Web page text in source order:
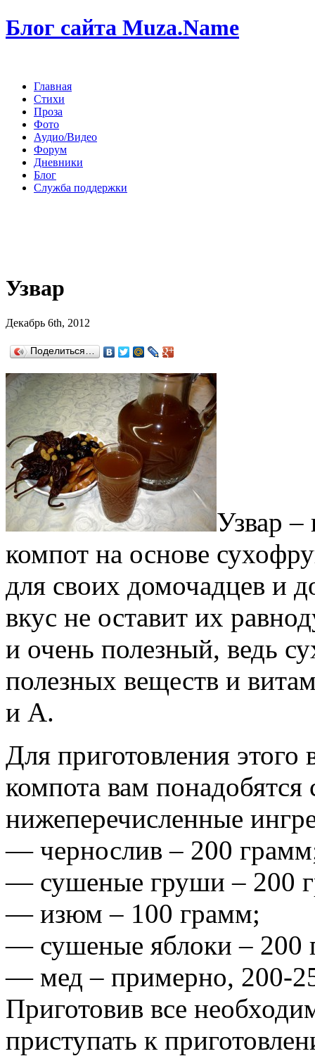
Блог сайта Muza.Name
Главная
Стихи
Проза
Фото
Аудио/Видео
Форум
Дневники
Блог
Служба поддержки
Узвар
Декабрь 6th, 2012
Поделиться…
Узвар
компот на основе
для своих домочадцев и
вкус не оставит их
и очень полезный, ведь
полезных веществ и
и А.
Для приготовления этого
компота вам
нижеперечисленные
— чернослив – 200
— сушеные груши – 200
— изюм – 100 грамм;
— сушеные яблоки – 200
— мед – примерно, 200-
Приготовив все
приступать к